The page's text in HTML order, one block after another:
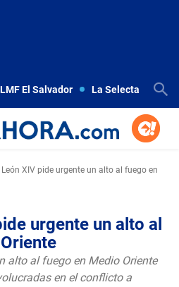
LMF El Salvador La Selecta
León XIV pide urgente un alto al fuego en
urgente un alto al
alto al fuego en Medio Oriente
en el conflicto a